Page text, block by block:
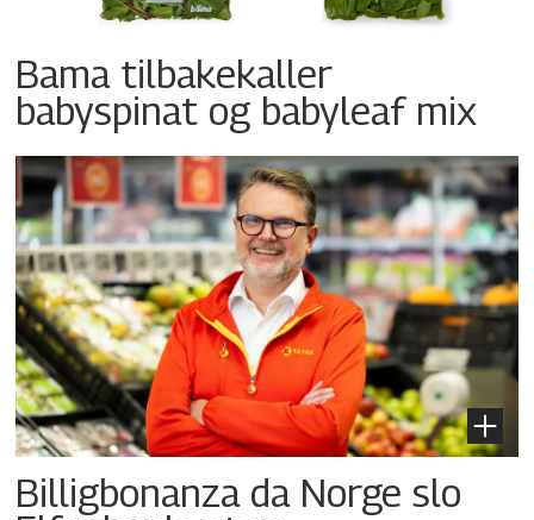
Bama tilbakekaller
babyspinat og babyleaf mix
Billigbonanza da Norge slo